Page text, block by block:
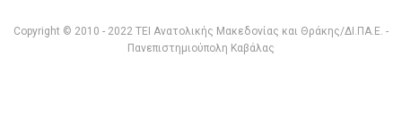
Copyright © 2010 - 2022 ΤΕΙ Ανατολικής Μακεδονίας και Θράκης/ΔΙ.ΠΑ.Ε. -
Πανεπιστημιούπολη Καβάλας